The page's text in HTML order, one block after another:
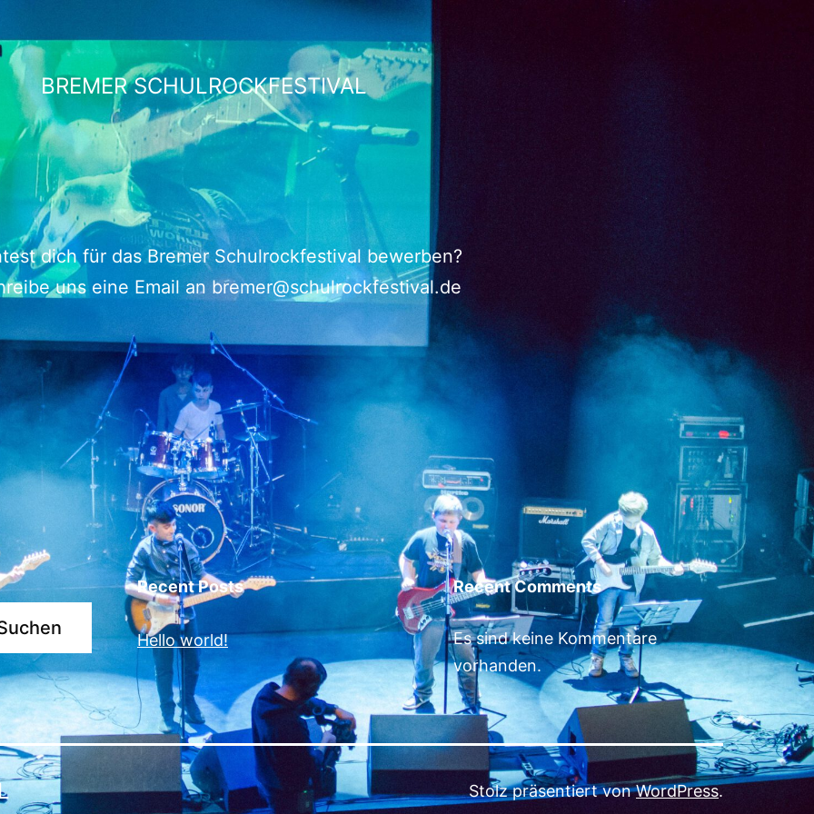
BREMER SCHULROCKFESTIVAL
dich für das Bremer Schulrockfestival bewerben?
uns eine Email an bremer@schulrockfestival.de
Recent Posts
Hello world!
Recent Comments
Es sind keine Kommentare
vorhanden.
Stolz präsentiert vonWordPress.